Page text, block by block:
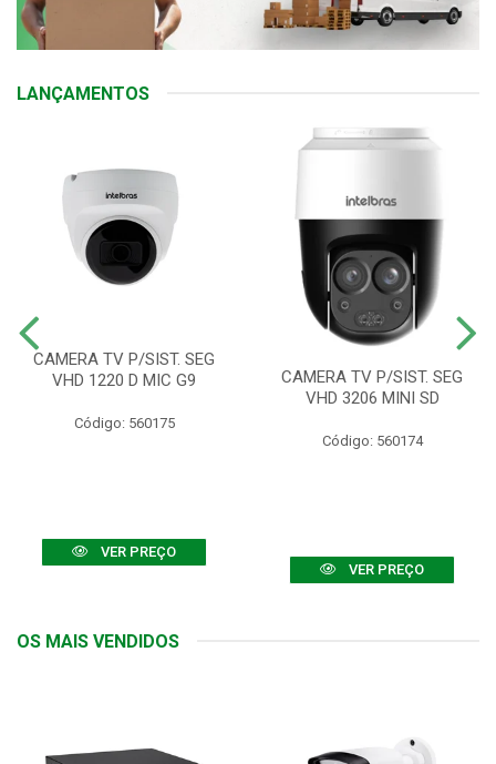
LANÇAMENTOS
CAMERA TV P/SIST. SEG
VHD 1220 D MIC G9
Código: 560175
VER PREÇO
CAMERA TV P/SIST. SEG
VHD 3206 MINI SD
Código: 560174
VER PREÇO
OS MAIS VENDIDOS